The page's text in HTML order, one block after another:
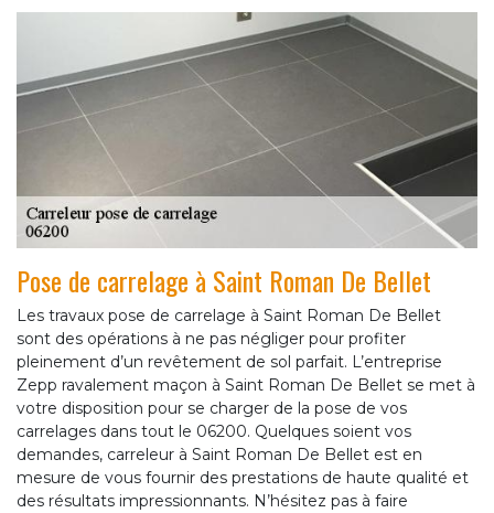
Pose de carrelage à Saint Roman De Bellet
Les travaux pose de carrelage à Saint Roman De Bellet
sont des opérations à ne pas négliger pour profiter
pleinement d’un revêtement de sol parfait. L’entreprise
Zepp ravalement maçon à Saint Roman De Bellet se met à
votre disposition pour se charger de la pose de vos
carrelages dans tout le 06200. Quelques soient vos
demandes, carreleur à Saint Roman De Bellet est en
mesure de vous fournir des prestations de haute qualité et
des résultats impressionnants. N’hésitez pas à faire